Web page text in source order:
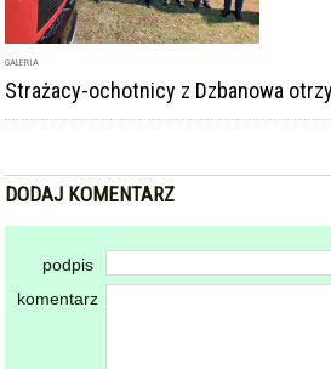
GALERIA
Strażacy-ochotnicy z Dzbanowa
DODAJ KOMENTARZ
podpis
komentarz